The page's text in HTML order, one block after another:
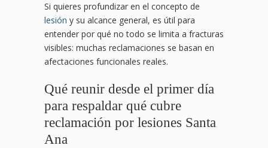
Si quieres profundizar en el concepto de
lesión y su alcance general, es útil para
entender por qué no todo se limita a fracturas
visibles: muchas reclamaciones se basan en
afectaciones funcionales reales.
Qué reunir desde el primer día
para respaldar qué cubre
reclamación por lesiones Santa
Ana